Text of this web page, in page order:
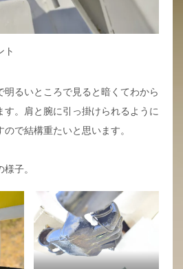
ト
明るいところで見ると暗くてわから
す。肩と腕に引っ掛けられるように
で結構重たいと思います。
子。